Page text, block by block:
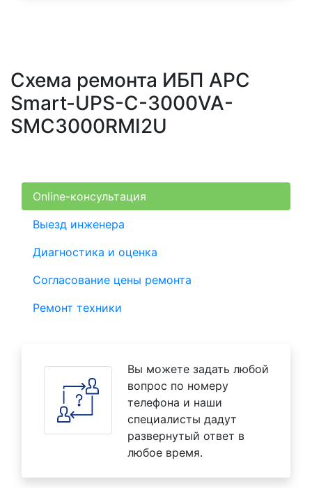
Схема ремонта ИБП APC
Smart-UPS-C-3000VA-
SMC3000RMI2U
Online-консультация
Выезд инженера
Диагностика и оценка
Согласование цены ремонта
Ремонт техники
Вы можете задать любой
вопрос по номеру
телефона и наши
специалисты дадут
развернутый ответ в
любое время.